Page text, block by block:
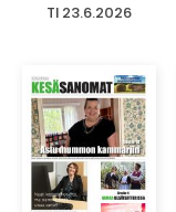
TI 23.6.2026